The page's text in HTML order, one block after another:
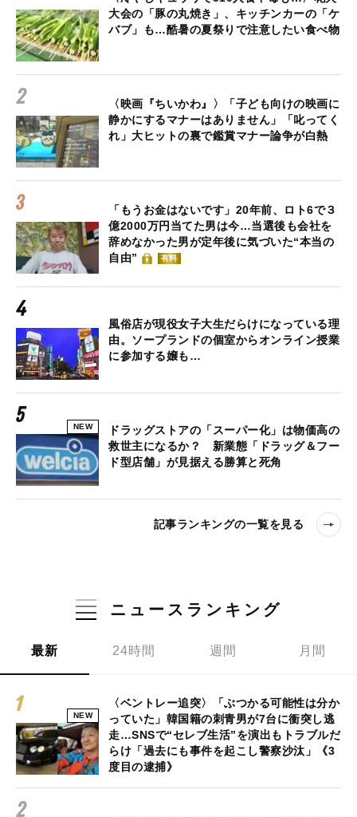
大会の「豚の丸焼き」、キッチンカーの「ケ
バブ」も…酷暑の夏祭りで注意したい食べ物
〈映画『ちいかわ』〉「子ども向けの映画に
静かにするマナーはありません」「叱ってく
れ」大ヒットの裏で鑑賞マナー論争が白熱
「もうお金はないです」20年前、ロト6で３
億2000万円当てた男は今…当選後も会社を
辞めなかった男が定年後に気づいた“本当の
自由”
有料
風俗店が現役女子大生だらけになっている理
由。ソープランドの個室からオンライン授業
に参加する嬢も…
NEW
ドラッグストアの「スーパー化」は物価高の
救世主になるか？ 新業態「ドラッグ＆フー
ド型店舗」が見据える勝算と死角
記事ランキングの一覧を見る
ニュースランキング
最新 24時間 週間 月間
NEW
〈ベントレー追突〉「ぶつかる可能性は分か
っていた」韓国籍の刺青男が7台に衝突し逃
走…SNSで“セレブ生活”を演出もトラブルだ
らけ「過去にも事件を起こし警察沙汰」《3
度目の逮捕》